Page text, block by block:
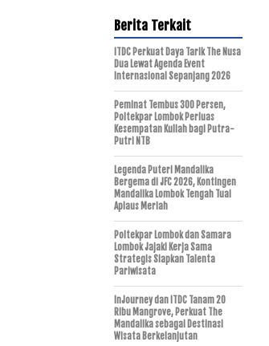
Berita Terkait
ITDC Perkuat Daya Tarik The Nusa
Dua Lewat Agenda Event
Internasional Sepanjang 2026
Peminat Tembus 300 Persen,
Poltekpar Lombok Perluas
Kesempatan Kuliah bagi Putra-
Putri NTB
Legenda Puteri Mandalika
Bergema di JFC 2026, Kontingen
Mandalika Lombok Tengah Tuai
Aplaus Meriah
Poltekpar Lombok dan Samara
Lombok Jajaki Kerja Sama
Strategis Siapkan Talenta
Pariwisata
InJourney dan ITDC Tanam 20
Ribu Mangrove, Perkuat The
Mandalika sebagai Destinasi
Wisata Berkelanjutan